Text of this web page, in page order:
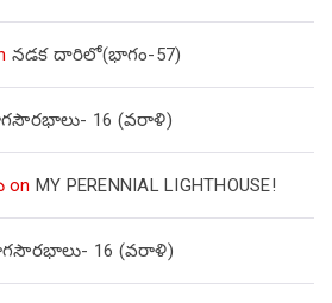
నడక దారిలో(భాగం-57)
16 (వరాళి)
on MY PERENNIAL LIGHTHOUSE!
16 (వరాళి)